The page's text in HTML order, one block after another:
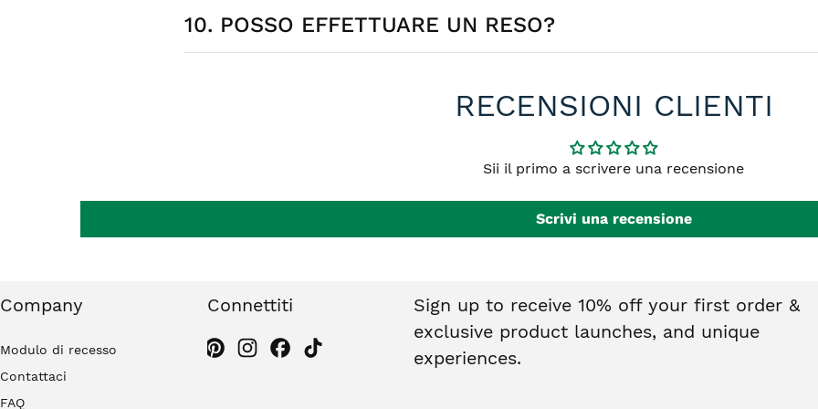
Consegniamo in 24-48 ore in Italia e in 4-5 giorni lavorativi in Europa. Le tempistiche possono
10. POSSO EFFETTUARE UN RESO?
originale. Gli orecchini non rientrano nel diritto di recesso. Ti basterà contattarci e riceverai tutte
RECENSIONI CLIENTI
Sii il primo a scrivere una recensione
Scrivi una recensione
Company
Modulo di recesso
Contattaci
FAQ
Connettiti
Sign up to receive 10% off your first order &
exclusive product launches, and unique
experiences.